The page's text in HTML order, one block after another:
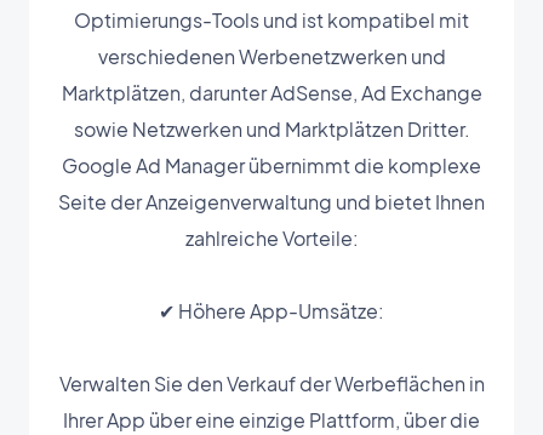
Optimierungs-Tools und ist kompatibel mit
verschiedenen Werbenetzwerken und
Marktplätzen, darunter AdSense, Ad Exchange
sowie Netzwerken und Marktplätzen Dritter.
Google Ad Manager übernimmt die komplexe
Seite der Anzeigenverwaltung und bietet Ihnen
zahlreiche Vorteile:
✔ Höhere App-Umsätze:
Verwalten Sie den Verkauf der Werbeflächen in
Ihrer App über eine einzige Plattform, über die